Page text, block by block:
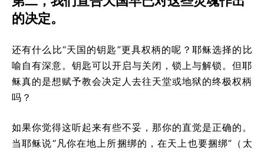
的决定。
还有什么比“天国的钥匙”更具权柄的呢？耶稣选择的比
喻自有深意。钥匙可以开启与关闭，锁上与解锁。但耶
稣真的是想赋予教会决定人去往天堂或地狱的终极权柄
吗？
如果你觉得这听起来有些不妥，那你的直觉是正确的。
当耶稣说“凡你在地上所捆绑的，在天上也要捆绑”（太